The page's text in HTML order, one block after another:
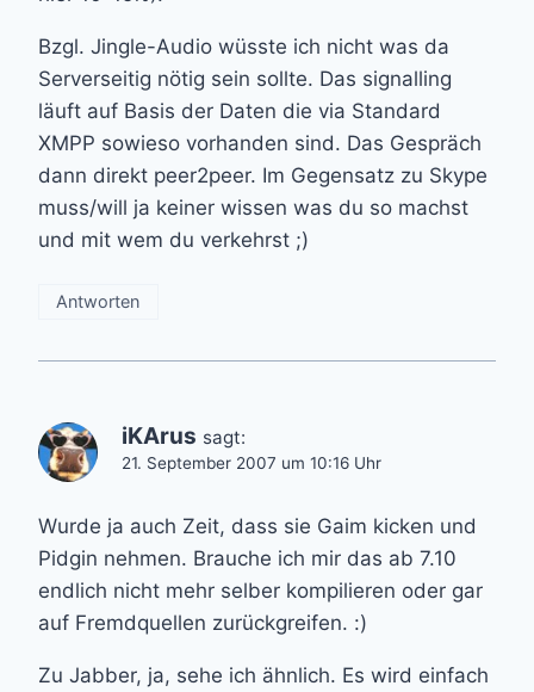
Bzgl. Jingle-Audio wüsste ich nicht was da
Serverseitig nötig sein sollte. Das signalling
läuft auf Basis der Daten die via Standard
XMPP sowieso vorhanden sind. Das Gespräch
dann direkt peer2peer. Im Gegensatz zu Skype
muss/will ja keiner wissen was du so machst
und mit wem du verkehrst ;)
Antworten
iKArus sagt:
21. September 2007 um 10:16 Uhr
Wurde ja auch Zeit, dass sie Gaim kicken und
Pidgin nehmen. Brauche ich mir das ab 7.10
endlich nicht mehr selber kompilieren oder gar
auf Fremdquellen zurückgreifen. :)
Zu Jabber, ja, sehe ich ähnlich. Es wird einfach